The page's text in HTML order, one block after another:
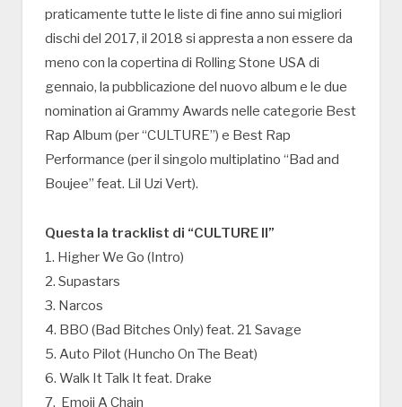
praticamente tutte le liste di fine anno sui migliori
dischi del 2017, il 2018 si appresta a non essere da
meno con la copertina di Rolling Stone USA di
gennaio, la pubblicazione del nuovo album e le due
nomination ai Grammy Awards nelle categorie Best
Rap Album (per “CULTURE”) e Best Rap
Performance (per il singolo multiplatino “Bad and
Boujee” feat. Lil Uzi Vert).
Questa la tracklist di “CULTURE II”
1. Higher We Go (Intro)
2. Supastars
3. Narcos
4. BBO (Bad Bitches Only) feat. 21 Savage
5. Auto Pilot (Huncho On The Beat)
6. Walk It Talk It feat. Drake
7. Emoji A Chain